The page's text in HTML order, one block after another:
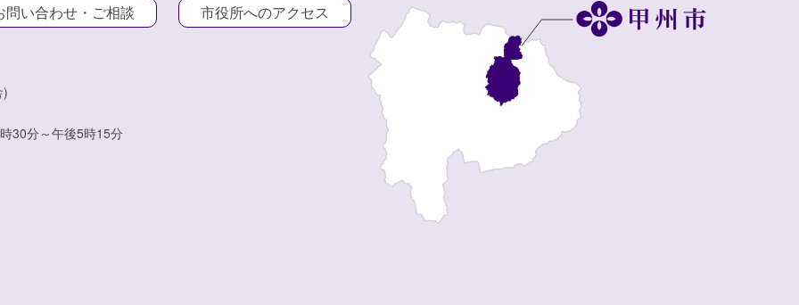
問い合わせ・ご相談 市役所へのアクセス
)
30分～午後5時15分